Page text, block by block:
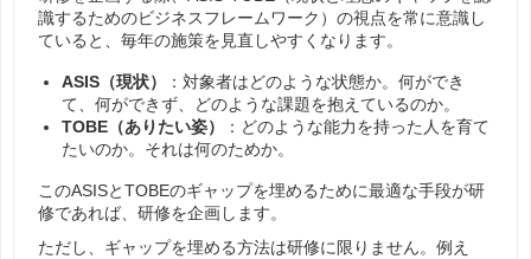
識するためのビジネスフレームワーク）の視点を常に意識し
ていると、毎年の施策を見直しやすくなります。
ASIS（現状）
：対象者はどのような状態か。何ができ
て、何ができず、どのような課題を抱えているのか。
TOBE（ありたい姿）
：どのような能力を持った人を育て
たいのか。それは何のためか。
このASISとTOBEのギャップを埋めるために最適な手段が研
修であれば、研修を企画します。
ただし、ギャップを埋める方法は研修に限りません。例え